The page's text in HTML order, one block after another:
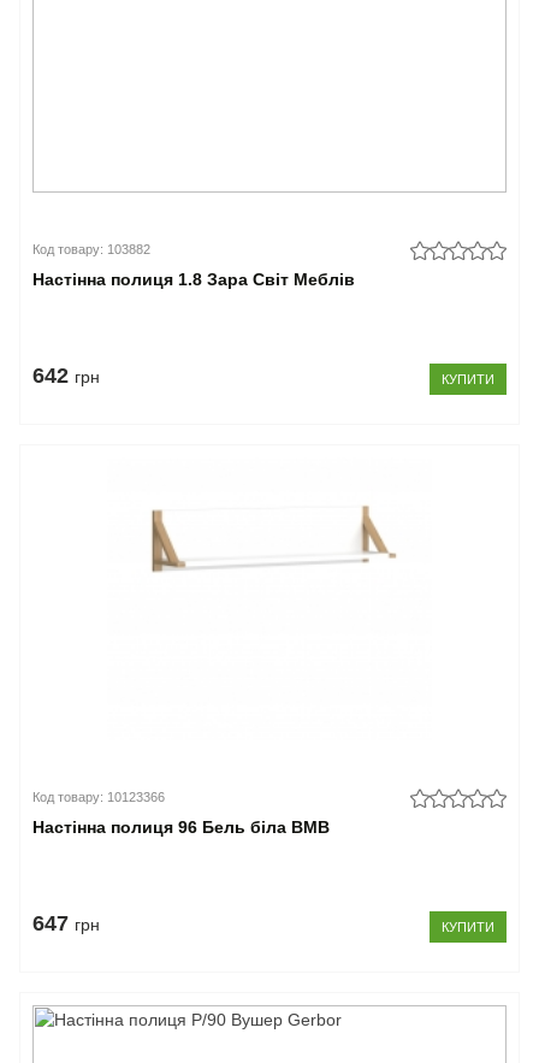
Код товару: 103882
Настінна полиця 1.8 Зара Світ Меблів
642 грн КУПИТИ
Код товару: 10123366
Настінна полиця 96 Бель біла ВМВ
647 грн КУПИТИ